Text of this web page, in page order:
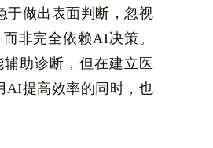
于做出表面判断，忽视
非完全依赖AI决策。
助诊断，但在建立医
AI提高效率的同时，也